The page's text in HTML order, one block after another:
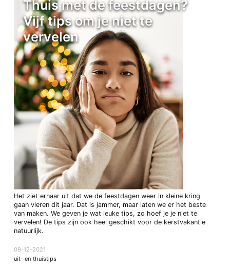
Thuis met de feestdagen?
Vijf tips om je niet te
vervelen
Het ziet ernaar uit dat we de feestdagen weer in kleine kring
gaan vieren dit jaar. Dat is jammer, maar laten we er het beste
van maken. We geven je wat leuke tips, zo hoef je je niet te
vervelen! De tips zijn ook heel geschikt voor de kerstvakantie
natuurlijk.
09-12-2021
uit- en thuistips